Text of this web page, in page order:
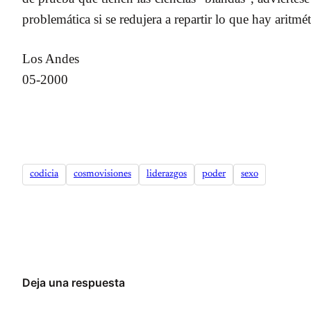
problemática si se redujera a repartir lo que hay
Los Andes
05-2000
codicia cosmovisiones liderazgos poder sexo
Deja una respuesta